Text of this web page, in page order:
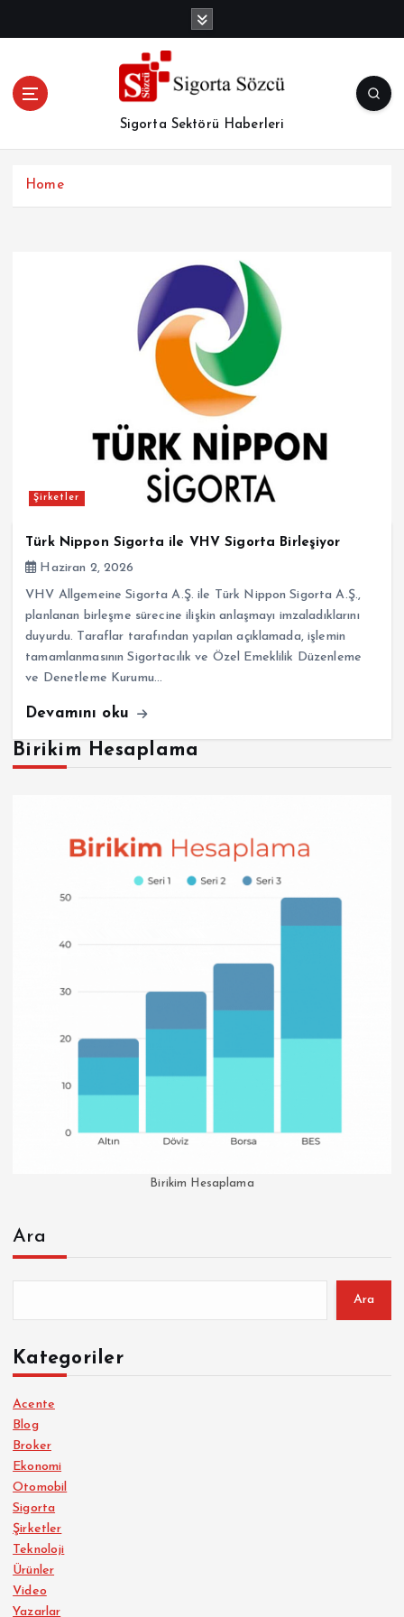
Sigorta Sektörü Haberleri
Home
Şirketler
Türk Nippon Sigorta ile VHV Sigorta Birleşiyor
Haziran 2, 2026
VHV Allgemeine Sigorta A.Ş. ile Türk Nippon Sigorta A.Ş.,
planlanan birleşme sürecine ilişkin anlaşmayı imzaladıklarını
duyurdu. Taraflar tarafından yapılan açıklamada, işlemin
tamamlanmasının Sigortacılık ve Özel Emeklilik Düzenleme
ve Denetleme Kurumu…
Devamını oku
Birikim Hesaplama
Birikim Hesaplama
Ara
Ara
Kategoriler
Acente
Blog
Broker
Ekonomi
Otomobil
Sigorta
Şirketler
Teknoloji
Ürünler
Video
Yazarlar